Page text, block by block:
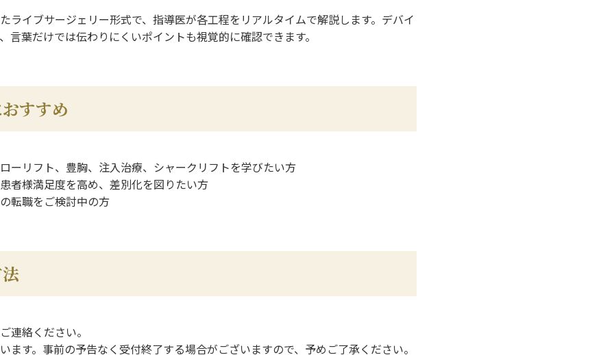
ライブサージェリー形式で、指導医が各工程をリアルタイムで解説します。デバイ
言葉だけでは伝わりにくいポイントも視覚的に確認できます。
すすめ
ーリフト、豊胸、注入治療、シャークリフトを学びたい方
者様満足度を高め、差別化を図りたい方
転職をご検討中の方
連絡ください。
す。事前の予告なく受付終了する場合がございますので、予めご了承ください。